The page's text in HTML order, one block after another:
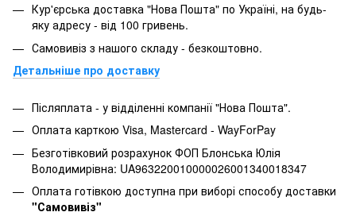
Кур'єрська доставка "Нова Пошта" по Україні, на будь-
яку адресу - від 100 гривень.
Самовивіз з нашого складу - безкоштовно.
Детальніше про доставку
Післяплата - у відділенні компанії "Нова Пошта".
Оплата карткою Visa, Mastercard - WayForPay
Безготівковий розрахунок ФОП Блонська Юлія
Володимирівна: UA963220010000026001340018347
Оплата готівкою доступна при виборі способу доставки
"Самовивіз"